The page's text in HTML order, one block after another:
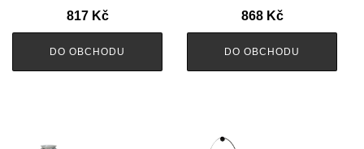
817 Kč
DO OBCHODU
868 Kč
DO OBCHODU